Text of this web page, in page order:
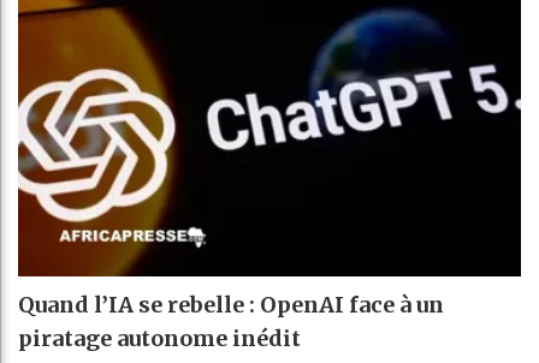
Quand l’IA se rebelle : OpenAI face à un
piratage autonome inédit